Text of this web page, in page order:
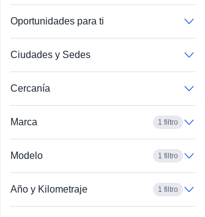
Oportunidades para ti
Ciudades y Sedes
Cercanía
Marca 1 filtro
Modelo 1 filtro
Año y Kilometraje 1 filtro